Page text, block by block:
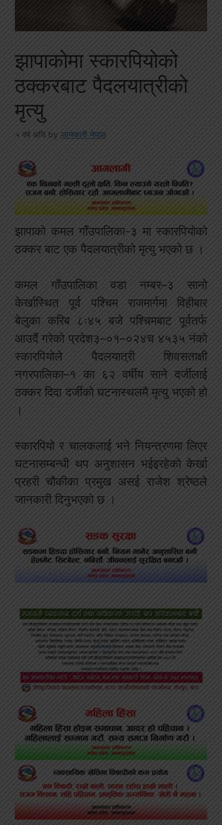
झापाकोमा स्कारपियोको
ठक्करबाट पैदलयात्रीको
मृत्यु
५ वर्ष अघि by जानकारी नेपाल
झापाको कमल गाँउपालिका-३ मा स्कारपियोको
ठक्कर बाट एक पैदलयात्रीको मृत्यु भएको छ ।
कमल गाँउपालिका वडा नम्बर–३ सानो
केर्खास्थित पूर्व पश्चिम राजमार्गमा विहीबार
बेलुका करिब ८ः४५ बजे पश्चिमबाट पूर्वतर्फ
आउदैं गरेको प्रदेश३–०१–०२४च ४५३५ नंको
स्कारपियोले पैदलयात्री शिवसताक्षी
नगरपालिका–१ का ६२ वर्षीय साने दर्जीलाई
ठक्कर दिदा दर्जीको घटनास्थलमै मृत्यु भएको हो
।
स्कारपियो र चालकलाई भने नियन्त्रणमा लिएर
घटनासम्बन्धी थप अनुशासन भईइरहेको केर्खा
प्रहरी चौकीका प्रमुख असई राजेश श्रेष्ठले
जानकारी दिनुभएको छ ।